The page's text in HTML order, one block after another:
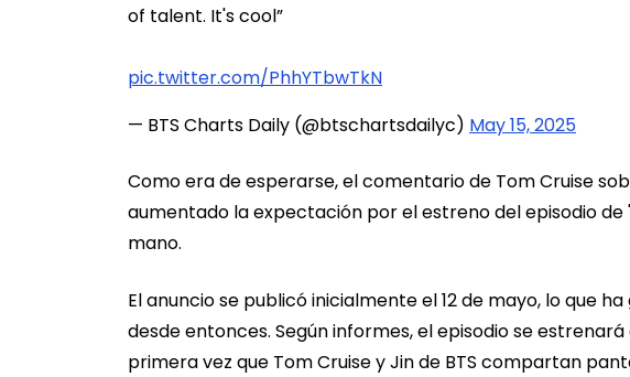
of talent. It's cool”
pic.twitter.com/PhhYTbwTkN
— BTS Charts Daily (@btschartsdailyc) May 15, 2025
Como era de esperarse, el comentario de Tom Cruise
aumentado la expectación por el estreno del episodio de
mano.
El anuncio se publicó inicialmente el 12 de mayo, lo que
desde entonces. Según informes, el episodio se
primera vez que Tom Cruise y Jin de BTS compartan